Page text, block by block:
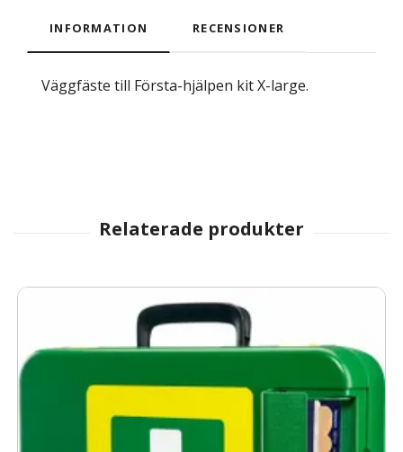
INFORMATION RECENSIONER
Väggfäste till Första-hjälpen kit X-large.